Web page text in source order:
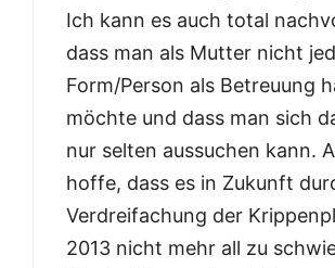
Ich kann es auch total
dass man als Mutter nicht
Form/Person als Betreuung
möchte und dass man sich
nur selten aussuchen kann.
hoffe, dass es in Zukunft
Verdreifachung der
2013 nicht mehr all zu